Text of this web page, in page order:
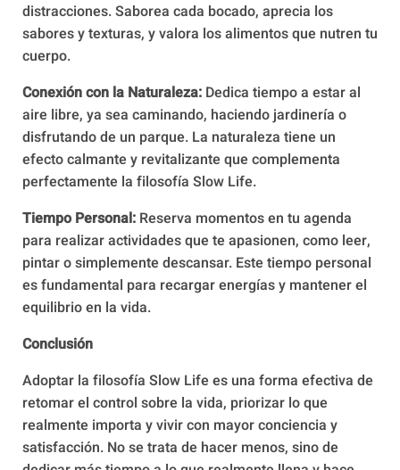
distracciones. Saborea cada bocado, aprecia los
sabores y texturas, y valora los alimentos que nutren tu
cuerpo.
Conexión con la Naturaleza: Dedica tiempo a estar al
aire libre, ya sea caminando, haciendo jardinería o
disfrutando de un parque. La naturaleza tiene un
efecto calmante y revitalizante que complementa
perfectamente la filosofía Slow Life.
Tiempo Personal: Reserva momentos en tu agenda
para realizar actividades que te apasionen, como leer,
pintar o simplemente descansar. Este tiempo personal
es fundamental para recargar energías y mantener el
equilibrio en la vida.
Conclusión
Adoptar la filosofía Slow Life es una forma efectiva de
retomar el control sobre la vida, priorizar lo que
realmente importa y vivir con mayor conciencia y
satisfacción. No se trata de hacer menos, sino de